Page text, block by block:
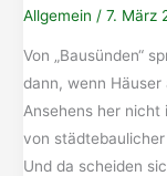
Allgemein /7. März
Von „Bausünden“
dann, wenn
Ansehens her nicht
von
Und da scheiden